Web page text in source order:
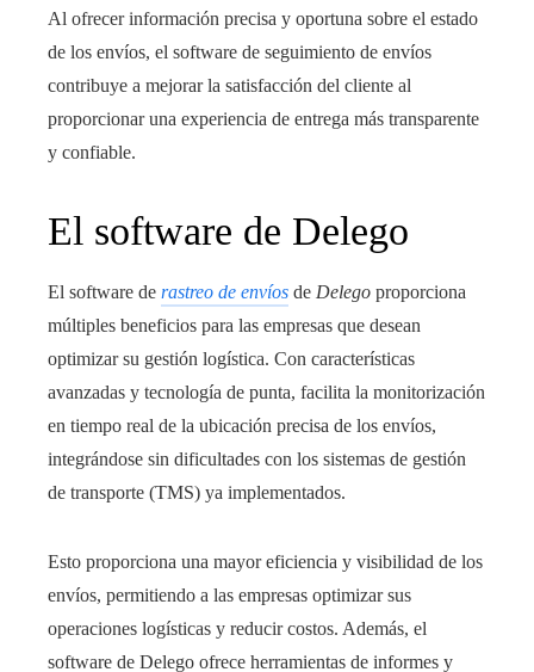
Al ofrecer información precisa y oportuna sobre el estado
de los envíos, el software de seguimiento de envíos
contribuye a mejorar la satisfacción del cliente al
proporcionar una experiencia de entrega más transparente
y confiable.
El software de Delego
El software de rastreo de envíos de Delego proporciona
múltiples beneficios para las empresas que desean
optimizar su gestión logística. Con características
avanzadas y tecnología de punta, facilita la monitorización
en tiempo real de la ubicación precisa de los envíos,
integrándose sin dificultades con los sistemas de gestión
de transporte (TMS) ya implementados.
Esto proporciona una mayor eficiencia y visibilidad de los
envíos, permitiendo a las empresas optimizar sus
operaciones logísticas y reducir costos. Además, el
software de Delego ofrece herramientas de informes y